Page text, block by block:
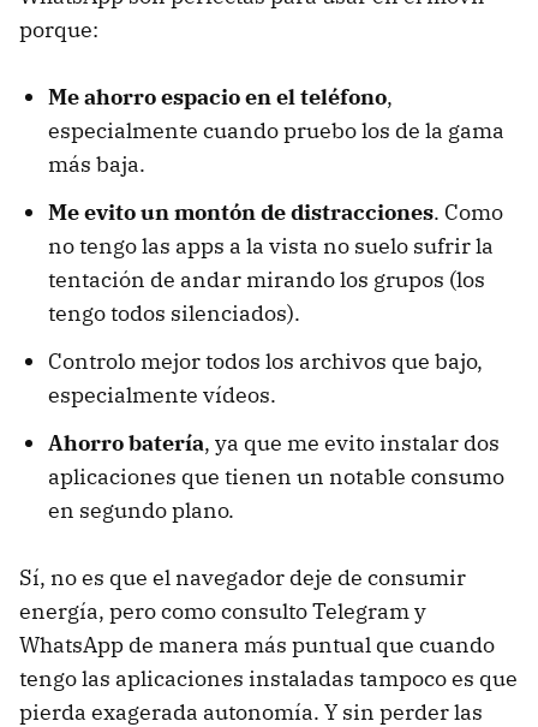
porque:
Me ahorro espacio en el teléfono,
especialmente cuando pruebo los de la gama
más baja.
Me evito un montón de distracciones. Como
no tengo las apps a la vista no suelo sufrir la
tentación de andar mirando los grupos (los
tengo todos silenciados).
Controlo mejor todos los archivos que bajo,
especialmente vídeos.
Ahorro batería, ya que me evito instalar dos
aplicaciones que tienen un notable consumo
en segundo plano.
Sí, no es que el navegador deje de consumir
energía, pero como consulto Telegram y
WhatsApp de manera más puntual que cuando
tengo las aplicaciones instaladas tampoco es que
pierda exagerada autonomía. Y sin perder las